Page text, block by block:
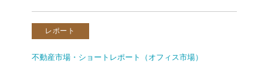
レポート
不動産市場・ショートレポート（オフィス市場）